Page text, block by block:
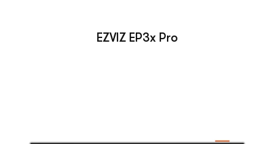
EZVIZ EP3x Pro